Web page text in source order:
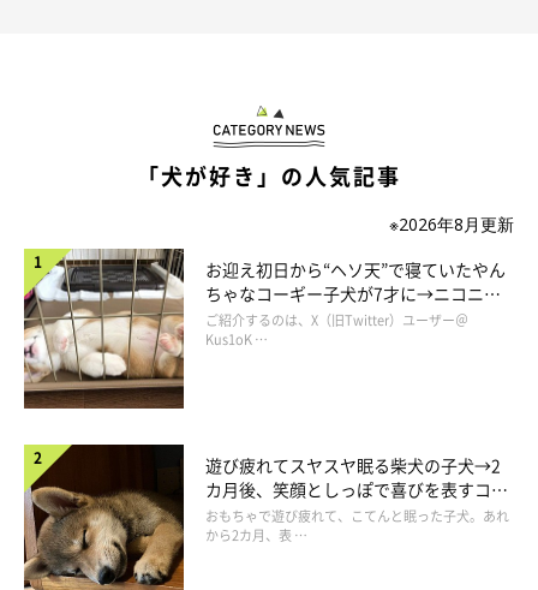
かぼすちゃんとおさんぽ。
朝日を浴びて輝く
レースのような木々の葉。
「犬が好き」の人気記事
※2026年8月更新
お迎え初日から“ヘソ天”で寝ていたやん
ちゃなコーギー子犬が7才に→ニコニ
コ“コーギースマイル”が魅力のコに成
長！
ご紹介するのは、X（旧Twitter）ユーザー＠
Kus1oK …
遊び疲れてスヤスヤ眠る柴犬の子犬→2
カ月後、笑顔としっぽで喜びを表すコに
成長！
おもちゃで遊び疲れて、こてんと眠った子犬。あれ
から2カ月、表 …